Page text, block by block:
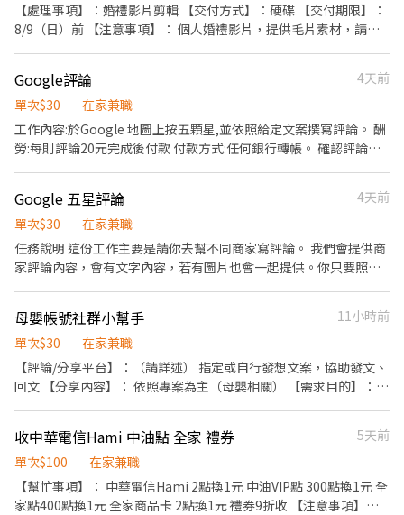
【處理事項】：婚禮影片剪輯 【交付方式】：硬碟 【交付期限】：
8/9（日）前 【注意事項】： 個人婚禮影片，提供毛片素材，請以
Google評論
4天前
單次$30
在家兼職
工作內容:於Google 地圖上按五顆星,並依照給定文案撰寫評論。 酬
勞:每則評論20元完成後付款 付款方式:任何銀行轉帳。 確認評論成
Google 五星評論
4天前
單次$30
在家兼職
任務說明 這份工作主要是請你去幫不同商家寫評論。 我們會提供商
家評論內容，會有文字內容，若有圖片也會一起提供。你只要照著
計算 交件方式 完成後請把下面資料貼到 Google Sheet： • 上架日
期 • 帳號名稱 • 評論連結 • 你的名字 最後評論完回報你總共做了
幾則，即可。 交付期限 2026/7/11 以前
母嬰帳號社群小幫手
11小時前
單次$30
在家兼職
【評論/分享平台】：（請詳述） 指定或自行發想文案，協助發文、
回文 【分享內容】： 依照專案為主（母嬰相關） 【需求目的】：
收中華電信Hami 中油點 全家 禮券
5天前
單次$100
在家兼職
【幫忙事項】： 中華電信Hami 2點換1元 中油VIP點 300點換1元 全
家點400點換1元 全家商品卡 2點換1元 禮券9折收 【注意事項】：